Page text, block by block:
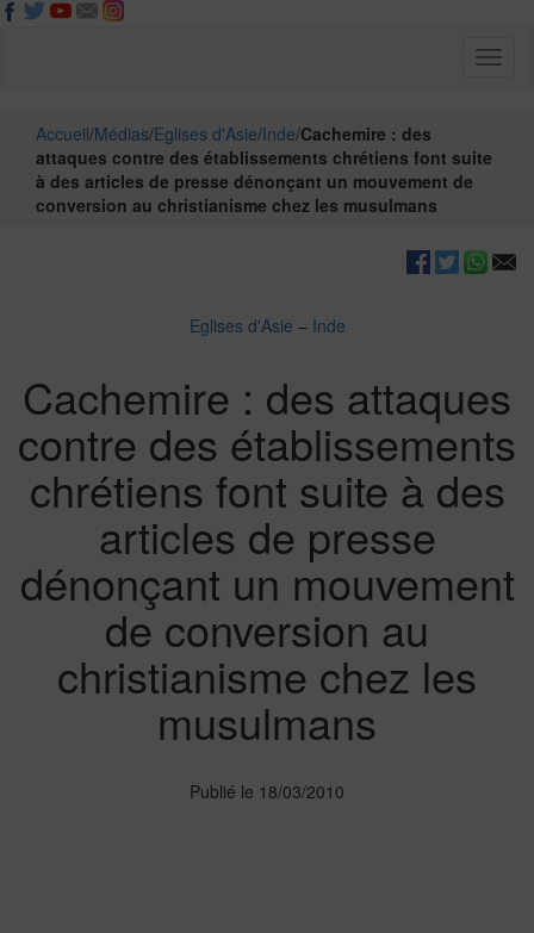
Accueil/Médias/Eglises d'Asie/Inde/Cachemire : des
attaques contre des établissements chrétiens font suite
à des articles de presse dénonçant un mouvement de
conversion au christianisme chez les musulmans
Eglises d'Asie – Inde
Cachemire : des attaques
contre des établissements
chrétiens font suite à des
articles de presse
dénonçant un mouvement
de conversion au
christianisme chez les
musulmans
Publié le 18/03/2010